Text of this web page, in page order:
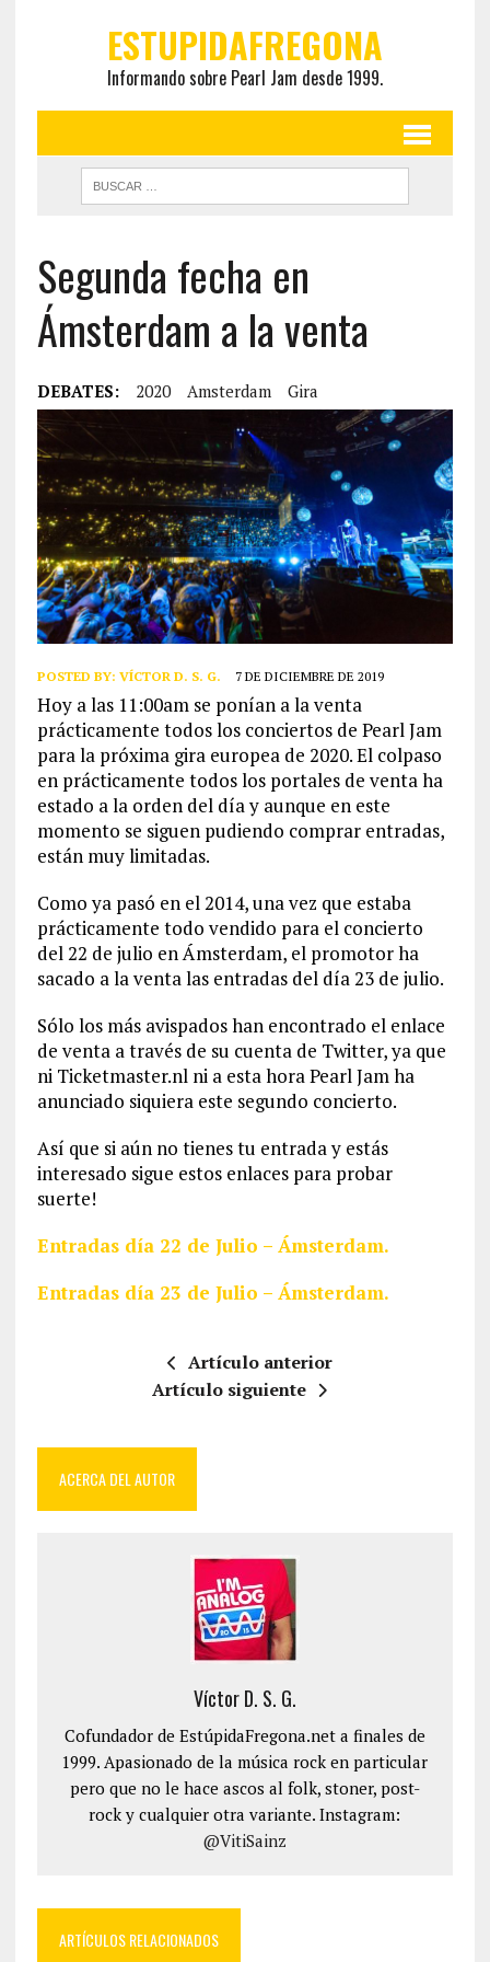
ESTUPIDAFREGONA
Informando sobre Pearl Jam desde 1999.
Segunda fecha en
Ámsterdam a la venta
DEBATES: 2020 Amsterdam Gira
POSTED BY: VÍCTOR D. S. G. 7 DE DICIEMBRE DE 2019
Hoy a las 11:00am se ponían a la venta
prácticamente todos los conciertos de Pearl Jam
para la próxima gira europea de 2020. El colpaso
en prácticamente todos los portales de venta ha
estado a la orden del día y aunque en este
momento se siguen pudiendo comprar entradas,
están muy limitadas.
Como ya pasó en el 2014, una vez que estaba
prácticamente todo vendido para el concierto
del 22 de julio en Ámsterdam, el promotor ha
sacado a la venta las entradas del día 23 de julio.
Sólo los más avispados han encontrado el enlace
de venta a través de su cuenta de Twitter, ya que
ni Ticketmaster.nl ni a esta hora Pearl Jam ha
anunciado siquiera este segundo concierto.
Así que si aún no tienes tu entrada y estás
interesado sigue estos enlaces para probar
suerte!
Entradas día 22 de Julio – Ámsterdam.
Entradas día 23 de Julio – Ámsterdam.
Artículo anterior
Artículo siguiente
ACERCA DEL AUTOR
Víctor D. S. G.
Cofundador de EstúpidaFregona.net a finales de
1999. Apasionado de la música rock en particular
pero que no le hace ascos al folk, stoner, post-
rock y cualquier otra variante. Instagram:
@VitiSainz
ARTÍCULOS RELACIONADOS